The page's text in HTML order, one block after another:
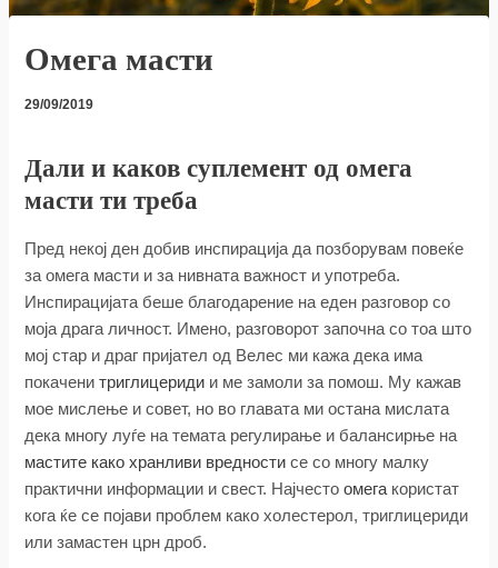
Омега масти
29/09/2019
Дали и каков суплемент од омега
масти ти треба
Пред некој ден добив инспирација да позборувам повеќе
за омега масти и за нивната важност и употреба.
Инспирацијата беше благодарение на еден разговор со
моја драга личност. Имено, разговорот започна со тоа што
мој стар и драг пријател од Велес ми кажа дека има
покаченитриглицериди и ме замоли за помош. Му кажав
мое мислење и совет, но во главата ми остана мислата
дека многу луѓе на темата регулирање и балансирње на
мастите како хранливи вредности се со многу малку
практични информации и свест. Најчестоомегакористат
кога ќе се појави проблем како холестерол, триглицериди
или замастен црн дроб.